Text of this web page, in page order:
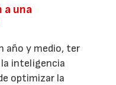
a una
año y medio, ter
inteligencia
optimizar la